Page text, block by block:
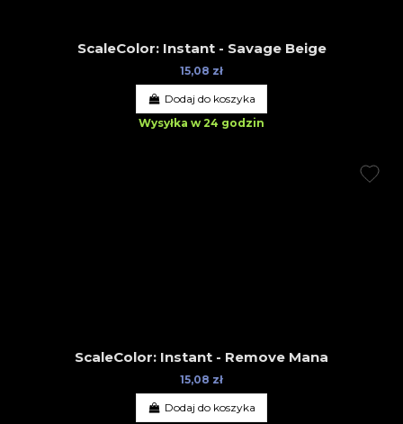
ScaleColor: Instant - Savage Beige
15,08 zł
Dodaj do koszyka
Wysyłka w 24 godzin
ScaleColor: Instant - Remove Mana
15,08 zł
Dodaj do koszyka